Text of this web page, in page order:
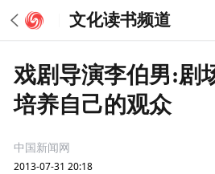
文化读书频道
戏剧导演李伯男:剧
培养自己的观众
中国新闻网
2013-07-31 20:18